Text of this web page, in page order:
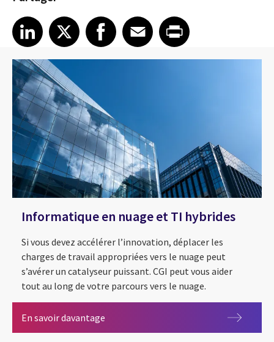
Share article on LinkedIn
LinkedIn
Share article on XShare article on Facebook
Facebook
Share article on Email
EmailShare article on Print
Informatique en nuage et TI hybrides
Si vous devez accélérer l’innovation, déplacer les
charges de travail appropriées vers le nuage peut
s’avérer un catalyseur puissant. CGI peut vous aider
tout au long de votre parcours vers le nuage.
En savoir davantage Informatique en nuage et TI hybrides